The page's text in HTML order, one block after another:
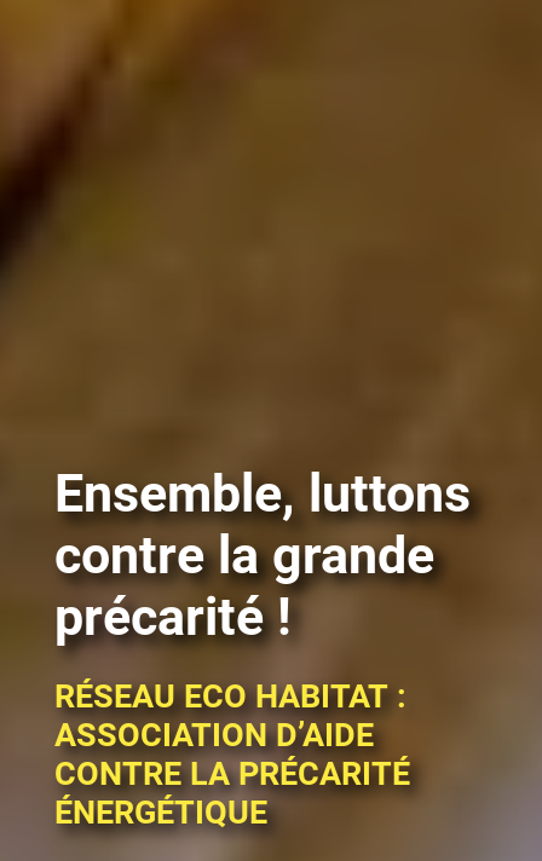
Ensemble, luttons
contre la grande
précarité !
RÉSEAU ECO HABITAT :
ASSOCIATION D’AIDE
CONTRE LA PRÉCARITÉ
ÉNERGÉTIQUE
Chargement...